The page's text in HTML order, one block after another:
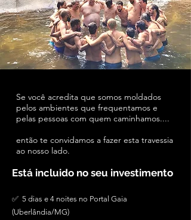
​Está incluido no seu investimento
✅ 5 dias e 4 noites no Portal Gaia
(Uberlândia/MG)
Se você acredita que somos moldados
pelos ambientes que frequentamos e
pelas pessoas com quem caminhamos....
então te convidamos a fazer esta travessia
ao nosso lado.